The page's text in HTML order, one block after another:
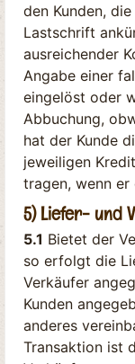
den Kunden,
Lastschrift
ausreichender
Angabe einer
eingelöst oder
Abbuchung,
hat der Kunde
jeweiligen
tragen, wenn
5) Liefer- und
5.1 Bietet der
so erfolgt die
Verkäufer
Kunden
anderes
Transaktion ist